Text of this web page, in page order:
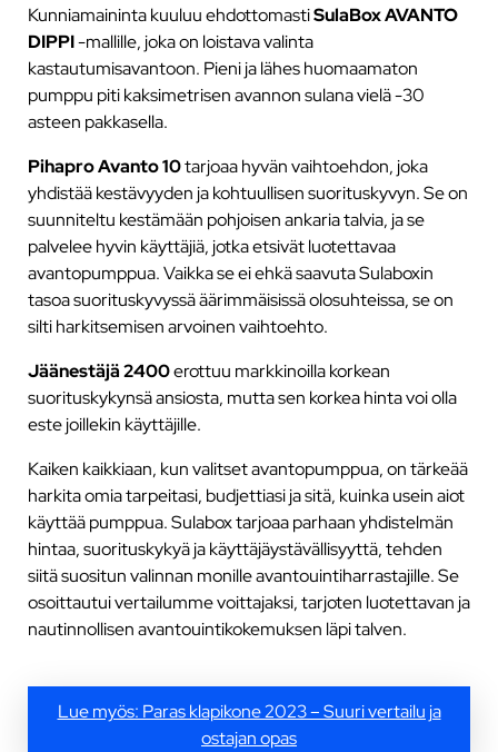
Kunniamaininta kuuluu ehdottomastiSulaBox AVANTO
DIPPI-mallille, joka on loistava valinta
kastautumisavantoon. Pieni ja lähes huomaamaton
pumppu piti kaksimetrisen avannon sulana vielä -30
asteen pakkasella.
Pihapro Avanto 10tarjoaa hyvän vaihtoehdon, joka
yhdistää kestävyyden ja kohtuullisen suorituskyvyn. Se on
suunniteltu kestämään pohjoisen ankaria talvia, ja se
palvelee hyvin käyttäjiä, jotka etsivät luotettavaa
avantopumppua. Vaikka se ei ehkä saavuta Sulaboxin
tasoa suorituskyvyssä äärimmäisissä olosuhteissa, se on
silti harkitsemisen arvoinen vaihtoehto.
Jäänestäjä 2400erottuu markkinoilla korkean
suorituskykynsä ansiosta, mutta sen korkea hinta voi olla
este joillekin käyttäjille.
Kaiken kaikkiaan, kun valitset avantopumppua, on tärkeää
harkita omia tarpeitasi, budjettiasi ja sitä, kuinka usein aiot
käyttää pumppua. Sulabox tarjoaa parhaan yhdistelmän
hintaa, suorituskykyä ja käyttäjäystävällisyyttä, tehden
siitä suositun valinnan monille avantouintiharrastajille. Se
osoittautui vertailumme voittajaksi, tarjoten luotettavan ja
nautinnollisen avantouintikokemuksen läpi talven.
Lue myös: Paras klapikone 2023 – Suuri vertailu ja
ostajan opas